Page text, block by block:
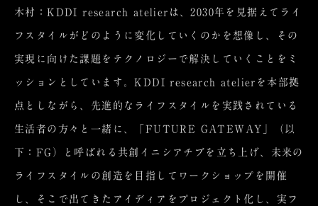
木村：KDDI research atelierは、2030年を見据えてライ
フスタイルがどのように変化していくのかを想像し、その
実現に向けた課題をテクノロジーで解決していくことをミ
ッションとしています。KDDI research atelierを本部拠
点としながら、先進的なライフスタイルを実践されている
生活者の方々と一緒に、「FUTURE GATEWAY」（以
下：FG）と呼ばれる共創イニシアチブを立ち上げ、未来の
ライフスタイルの創造を目指してワークショップを開催
し、そこで出てきたアイディアをプロジェクト化し、実フ